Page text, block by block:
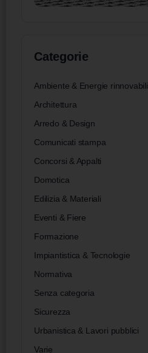
Categorie
Ambiente & Energie rinnovabili
Architettura
Arredo & Design
Comunicati stampa
Concorsi & Appalti
Domotica
Edilizia & Materiali
Eventi & Fiere
Formazione
Impiantistica & Tecnologie
Normativa
Senza categoria
Sicurezza
Urbanistica & Lavori pubblici
Varie